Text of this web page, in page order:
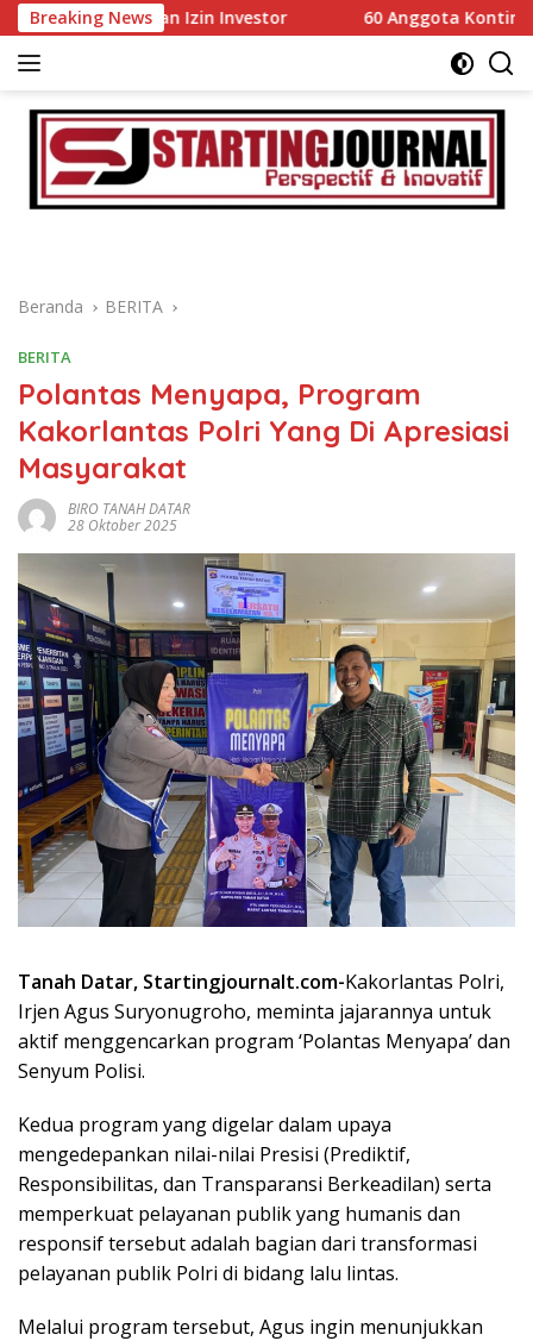
Langsung
ke
konten
Breaking News
Izin Investor 60 Anggota Kontingen Kwarcab
Beranda BERITA
BERITA
Polantas Menyapa, Program
Kakorlantas Polri Yang Di Apresiasi
Masyarakat
BIRO TANAH DATAR
28 Oktober 2025
Tanah Datar, Startingjournalt.com-Kakorlantas Polri,
Irjen Agus Suryonugroho, meminta jajarannya untuk
aktif menggencarkan program ‘Polantas Menyapa’ dan
Senyum Polisi.
Kedua program yang digelar dalam upaya
mengedepankan nilai-nilai Presisi (Prediktif,
Responsibilitas, dan Transparansi Berkeadilan) serta
memperkuat pelayanan publik yang humanis dan
responsif tersebut adalah bagian dari transformasi
pelayanan publik Polri di bidang lalu lintas.
Melalui program tersebut, Agus ingin menunjukkan